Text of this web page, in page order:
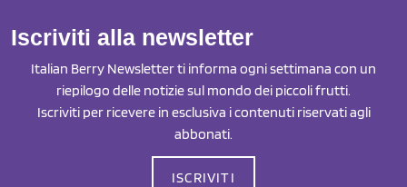
Iscriviti alla newsletter
Italian Berry Newsletter ti informa ogni settimana con un
riepilogo delle notizie sul mondo dei piccoli frutti.
Iscriviti per ricevere in esclusiva i contenuti riservati agli
abbonati.
ISCRIVITI